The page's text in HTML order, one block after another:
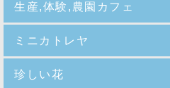
生産,体験,農園カフェ
ミニカトレヤ
珍しい花